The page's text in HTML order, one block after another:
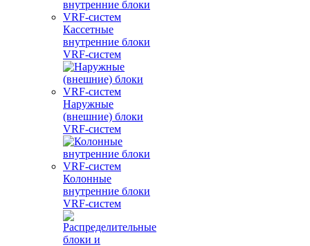
Кассетные
внутренние блоки
VRF-систем
Наружные
(внешние) блоки
VRF-систем
Колонные
внутренние блоки
VRF-систем